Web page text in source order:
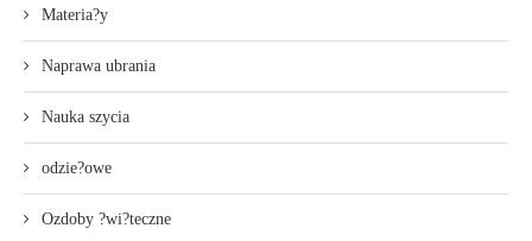
Materia?y
Naprawa ubrania
Nauka szycia
odzie?owe
Ozdoby ?wi?teczne